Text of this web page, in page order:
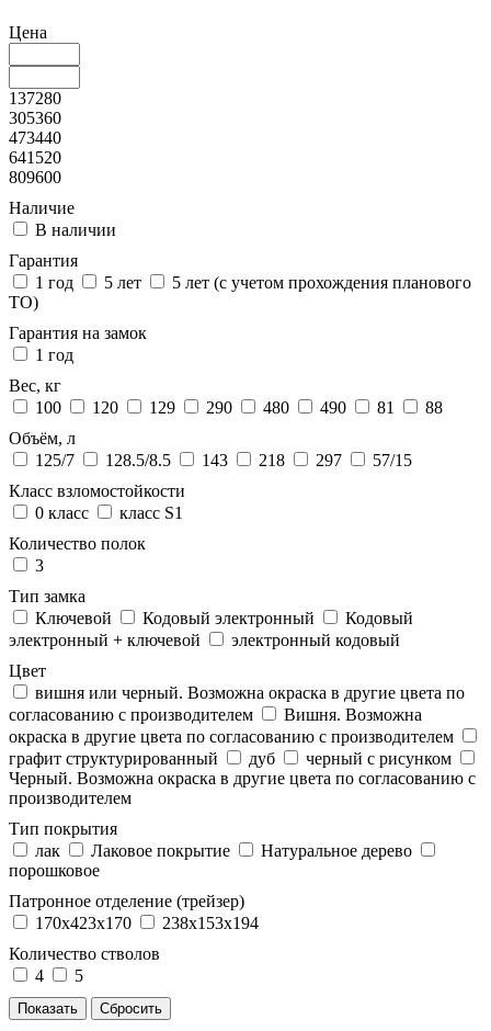
Цена
137280
305360
473440
641520
809600
Наличие
В наличии
Гарантия
1 год
5 лет
5 лет (с учетом прохождения планового
ТО)
Гарантия на замок
1 год
Вес, кг
100
120 129 290 480 490 81
88
Объём, л
125/7
128.5/8.5 143 218 297
57/15
Класс взломостойкости
0 класс
класс S1
Количество полок
3
Тип замка
Ключевой
Кодовый электронный
Кодовый
электронный + ключевой
электронный кодовый
Цвет
вишня или черный. Возможна окраска в другие цвета по
согласованию с производителем
Вишня. Возможна
окраска в другие цвета по согласованию с производителем
графит структурированный
дуб
черный с рисунком
Черный. Возможна окраска в другие цвета по согласованию с
производителем
Тип покрытия
лак
Лаковое покрытие
Натуральное дерево
порошковое
Патронное отделение (трейзер)
170x423x170
238x153x194
Количество стволов
4
5